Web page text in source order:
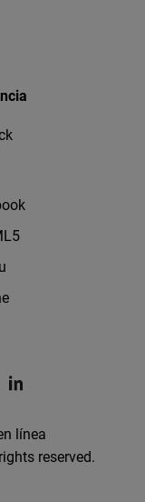
línea
reserved.